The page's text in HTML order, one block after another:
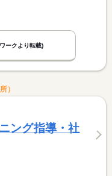
ークより転載)
）
ング指導・社